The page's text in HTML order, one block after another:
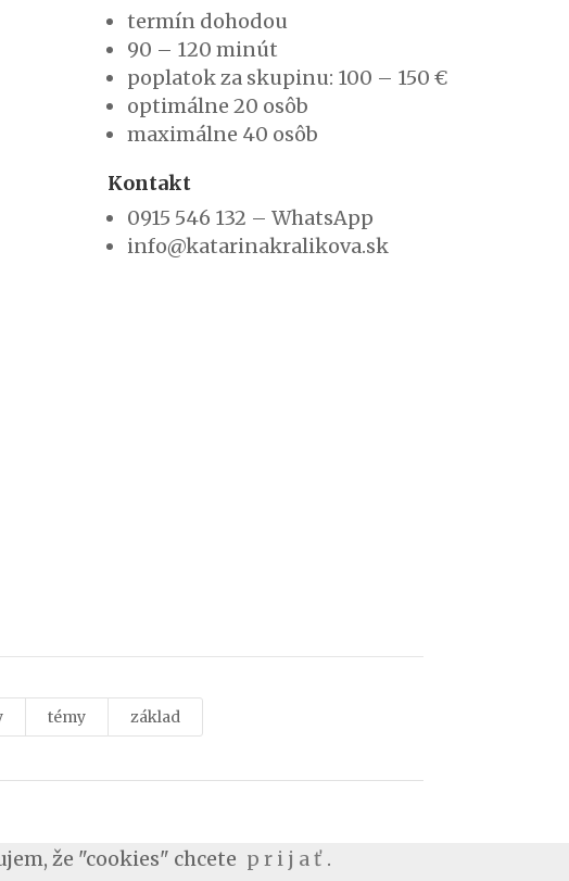
termín dohodou
90 – 120 minút
poplatok za skupinu: 100 – 150 €
optimálne 20 osôb
maximálne 40 osôb
Kontakt
0915 546 132 – WhatsApp
info@katarinakralikova.sk
témy základ
že "cookies" chcete p r i j a ť .